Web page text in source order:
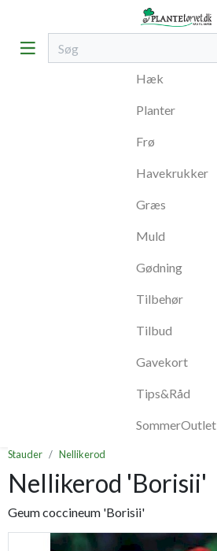
Hæk
Planter
Frø
Havekrukker
Græs
Muld
Gødning
Tilbehør
Tilbud
Gavekort
Tips&Råd
SommerOutlet
Stauder Nellikerod
Nellikerod 'Borisii'
Geum coccineum 'Borisii'